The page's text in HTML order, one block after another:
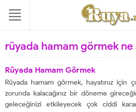
rüyada hamam görmek
Rüyada Hamam Görmek
Rüyada hamam görmek, hayatınız için
zorunda kalacağınız bir döneme
geleceğinizi etkileyecek çok ciddi